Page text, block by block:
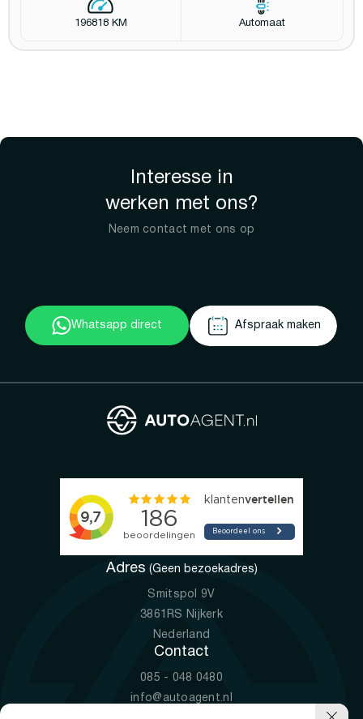
196818 KM Automaat
Interesse in
werken met ons?
Neem contact met ons op
Whatsapp direct Afspraak maken
Adres (Geen bezoekadres)
Smitspol 9V
3861RS Nijkerk
Nederland
Contact
085 - 048 0480
info@autoagent.nl